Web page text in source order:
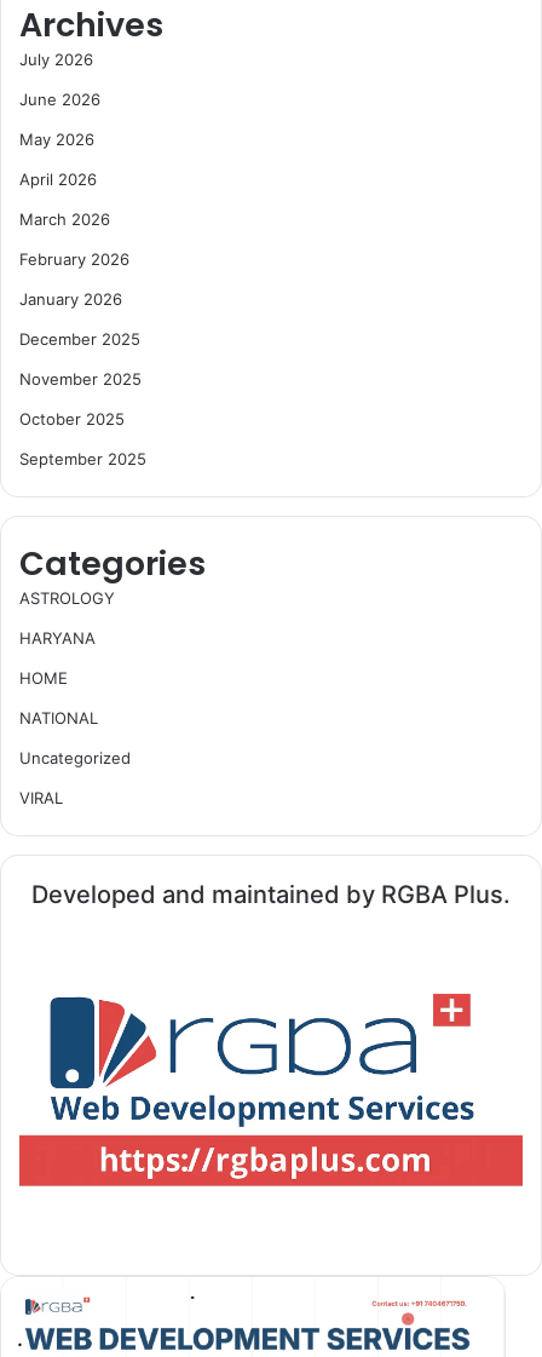
Archives
July 2026
June 2026
May 2026
April 2026
March 2026
February 2026
January 2026
December 2025
November 2025
October 2025
September 2025
Categories
ASTROLOGY
HARYANA
HOME
NATIONAL
Uncategorized
VIRAL
Developed and maintained by RGBA Plus.